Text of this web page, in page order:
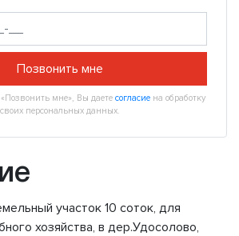
Позвонить мне
мне», Вы даете согласие на обработку
своих персональных данных.
участок 10 соток, для
хозяйства, в дер.Удосолово,